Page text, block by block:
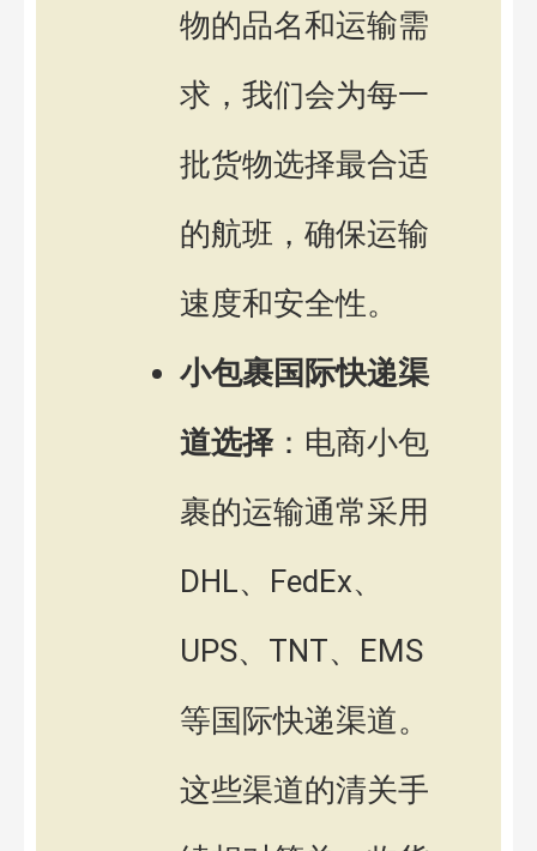
物的品名和运输需
求，我们会为每一
批货物选择最合适
的航班，确保运输
速度和安全性。
小包裹国际快递渠
道选择：电商小包
裹的运输通常采用
DHL、FedEx、
UPS、TNT、EMS
等国际快递渠道。
这些渠道的清关手